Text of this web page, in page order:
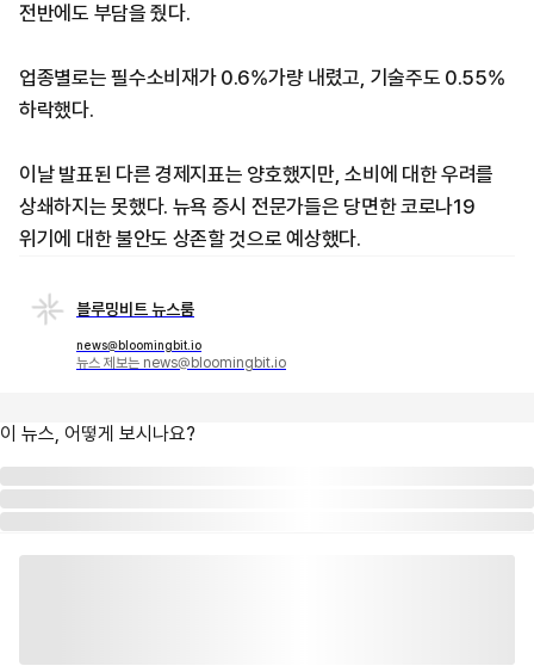
전반에도 부담을 줬다.
업종별로는 필수소비재가 0.6%가량 내렸고, 기술주도 0.55%
하락했다.
이날 발표된 다른 경제지표는 양호했지만, 소비에 대한 우려를
상쇄하지는 못했다. 뉴욕 증시 전문가들은 당면한 코로나19
위기에 대한 불안도 상존할 것으로 예상했다.
블루밍비트 뉴스룸
news@bloomingbit.io
뉴스 제보는 news@bloomingbit.io
이 뉴스, 어떻게 보시나요?